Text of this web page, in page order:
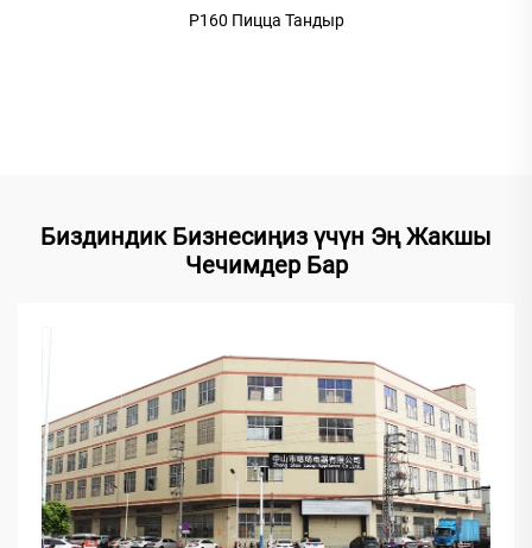
P160 Пицца Тандыр
Биздиндик Бизнесиңиз үчүн Эң Жакшы
Чечимдер Бар